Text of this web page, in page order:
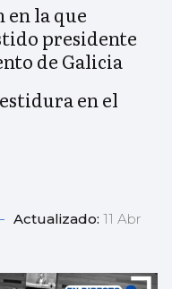
en la que
presidente
de Galicia
en el
Actualizado: 11 Abr